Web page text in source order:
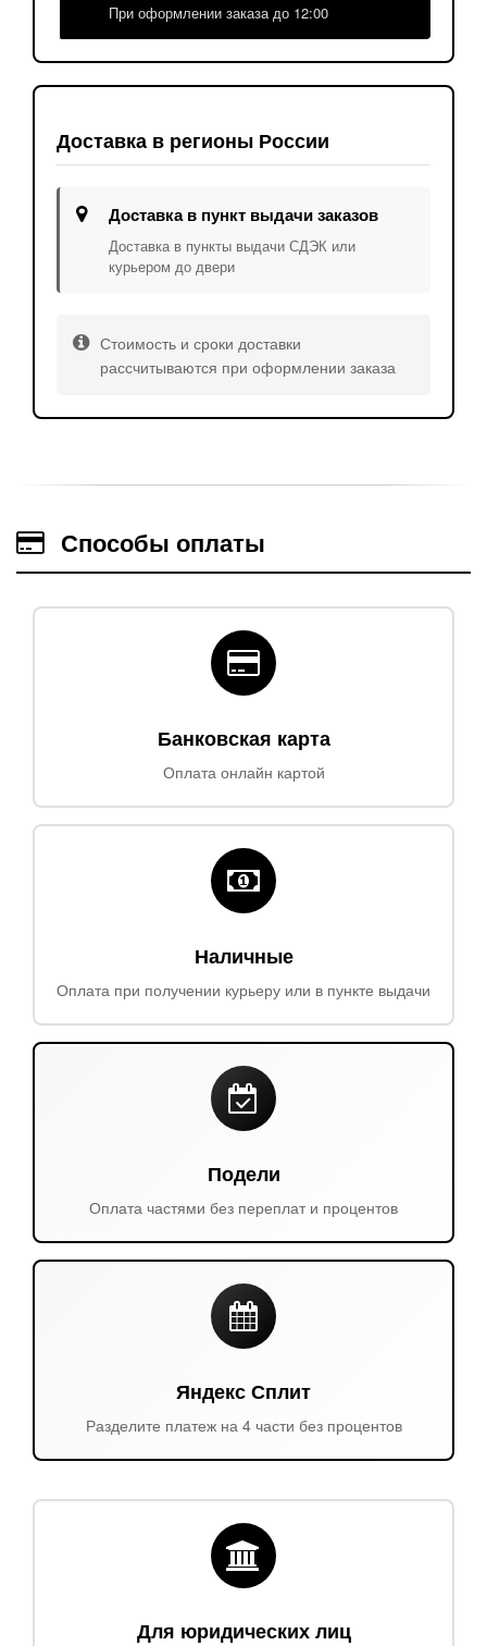
При оформлении заказа до 12:00
Доставка в регионы России
Доставка в пункт выдачи заказов
Доставка в пункты выдачи СДЭК или
курьером до двери
Стоимость и сроки доставки
рассчитываются при оформлении заказа
Способы оплаты
Банковская карта
Оплата онлайн картой
Наличные
Оплата при получении курьеру или в пункте выдачи
Подели
Оплата частями без переплат и процентов
Яндекс Сплит
Разделите платеж на 4 части без процентов
Для юридических лиц